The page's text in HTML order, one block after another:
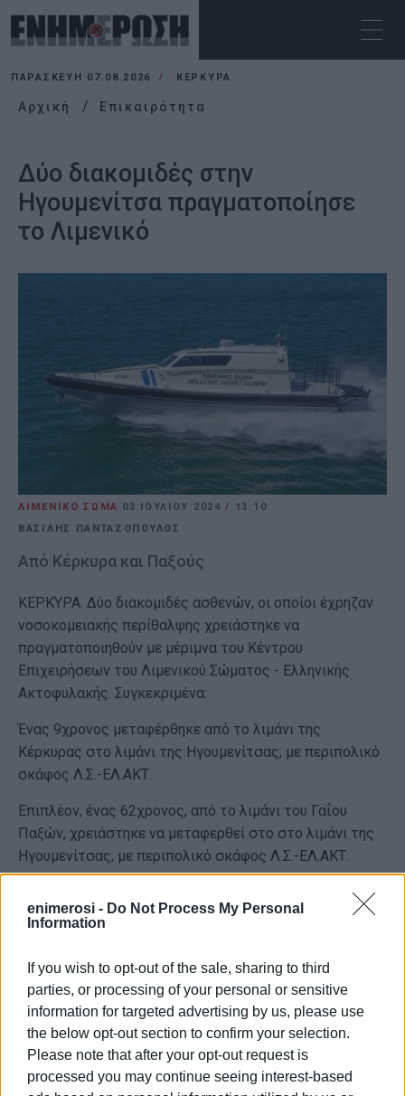
enimerosi - Do Not Process My Personal
Information
If you wish to opt-out of the sale, sharing to third
parties, or processing of your personal or sensitive
information for targeted advertising by us, please use
the below opt-out section to confirm your selection.
Please note that after your opt-out request is
processed you may continue seeing interest-based
ΠΑΡΑΣΚΕΥΉ 07.08.2026 ΚΕΡΚΥΡΑ
Αρχική Επικαιρότητα
Δύο διακομιδές στην
Ηγουμενίτσα πραγματοποίησε
το Λιμενικό
ΛΙΜΕΝΙΚΟ ΣΩΜΑ 03 ΙΟΥΛΊΟΥ 2024/ 13:10
ΒΑΣΙΛΗΣ ΠΑΝΤΑΖΟΠΟΥΛΟΣ
Από Κέρκυρα και Παξούς
ΚΕΡΚΥΡΑ. Δύο διακομιδές ασθενών, οι οποίοι έχρηζαν
νοσοκομειακής περίθαλψης χρειάστηκε να
πραγματοποιηθούν με μέριμνα του Κέντρου
Επιχειρήσεων του Λιμενικού Σώματος - Ελληνικής
Ακτοφυλακής. Συγκεκριμένα:
Ένας 9χρονος μεταφέρθηκε από το λιμάνι της
Κέρκυρας στο λιμάνι της Ηγουμενίτσας, με περιπολικό
σκάφος Λ.Σ.-ΕΛ.ΑΚΤ.
Επιπλέον, ένας 62χρονος, από το λιμάνι του Γαΐου
Παξών, χρειάστηκε να μεταφερθεί στο στο λιμάνι της
Ηγουμενίτσας, με περιπολικό σκάφος Λ.Σ.-ΕΛ.ΑΚΤ.
Εμφανίσεις: 64